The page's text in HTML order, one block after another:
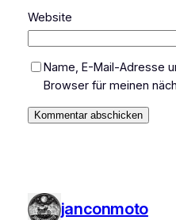
Website
Name, E-Mail-Adresse
Browser für meinen
janconmoto